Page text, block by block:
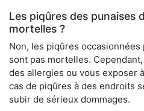
Les piqûres des punaises
mortelles ?
Non, les piqûres
sont pas mortelles.
des allergies ou vous exposer
cas de piqûres à des endroits
subir de sérieux dommages.